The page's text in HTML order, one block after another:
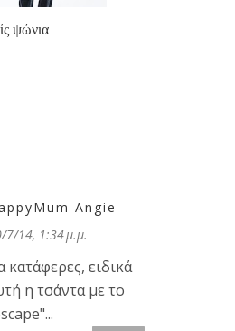
ψώνια
Angie
7/14, 1:34 μ.μ.
κατάφερες, ειδικά
η τσάντα με το